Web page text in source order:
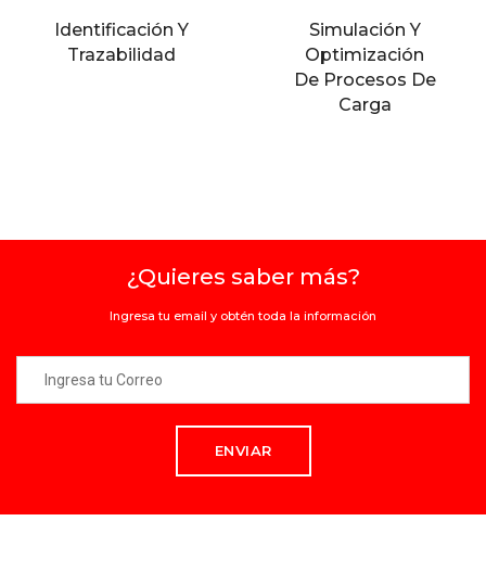
Identificación Y
Trazabilidad
Simulación Y
Optimización
De Procesos De
Carga
¿Quieres saber más?
Ingresa tu email y obtén toda la información
ENVIAR